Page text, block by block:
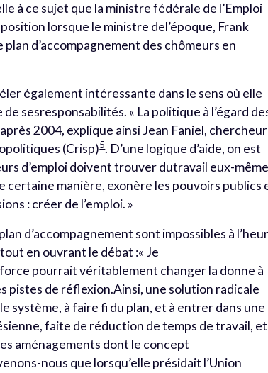
à ce sujet que la ministre fédérale de l’Emploi
lorsque le ministre del’époque, Frank
d’accompagnement des chômeurs en
également intéressante dans le sens où elle
sesresponsabilités. « La politique à l’égard
2004, explique ainsi Jean Faniel, chercheur
(Crisp)5. D’une logique d’aide, on est
d’emploi doivent trouver dutravail eux-
certaine manière, exonère les pouvoirs publics
: créer de l’emploi. »
d’accompagnement sont impossibles à
en ouvrant le débat :« Je
pourrait véritablement changer la donne à
pistes de réflexion.Ainsi, une solution radicale
à faire fi du plan, et à entrer dans une
faite de réduction de temps de travail,
aménagements dont le concept
nous que lorsqu’elle présidait l’Union